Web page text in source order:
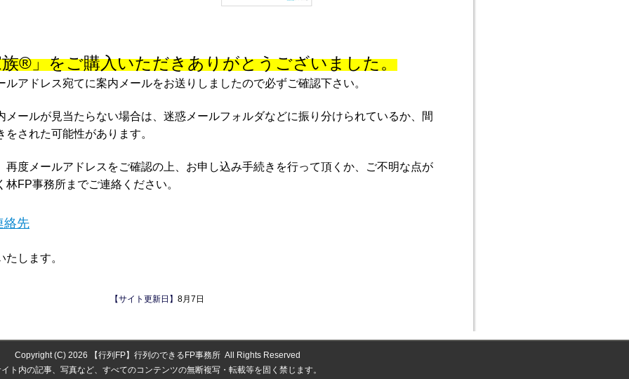
®」をご購入いただきありがとうございました。
アドレス宛てに案内メールをお送りしましたので必ずご確認下さい。
ールが見当たらない場合は、迷惑メールフォルダなどに振り分けられているか、間
された可能性があります。
再度メールアドレスをご確認の上、お申し込み手続きを行って頂くか、ご不明な点が
FP事務所までご連絡ください。
絡先
します。
【サイト更新日】 8月7日
Copyright (C) 2026 【行列FP】行列のできるFP事務所All Rights Reserved
ト内の記事、写真など、すべてのコンテンツの無断複写・転載等を固く禁じます。